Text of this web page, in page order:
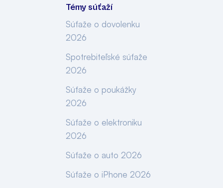
Témy súťaží
Súťaže o dovolenku
2026
Spotrebiteľské súťaže
2026
Súťaže o poukážky
2026
Súťaže o elektroniku
2026
Súťaže o auto 2026
Súťaže o iPhone 2026